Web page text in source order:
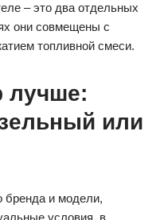
– это два отдельных
они совмещены с
топливной смеси.
лучше:
или
бренда и модели,
условия, в